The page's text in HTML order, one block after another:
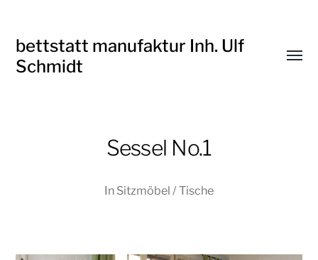
bettstatt manufaktur Inh. Ulf
Schmidt
Menü
Sessel No.1
In Sitzmöbel / Tische